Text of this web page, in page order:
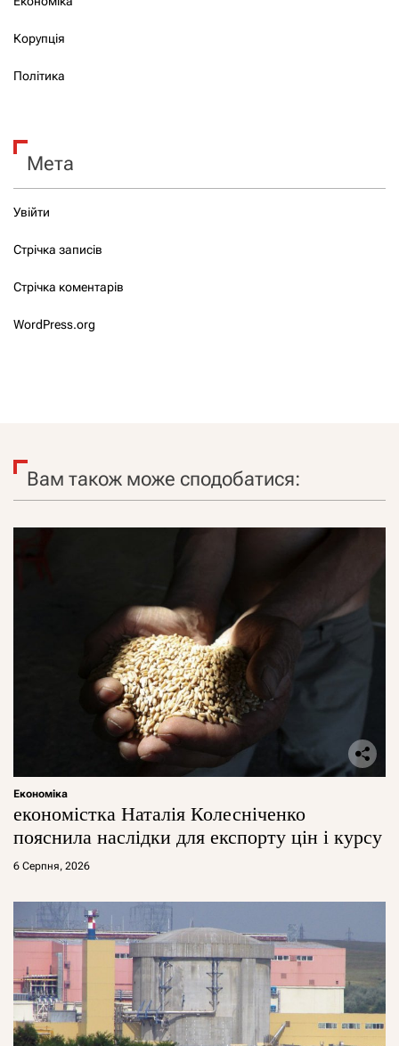
Корупція
Політика
Мета
Увійти
Стрічка записів
Стрічка коментарів
WordPress.org
Вам також може сподобатися:
Економіка
економістка Наталія Колесніченко
пояснила наслідки для експорту цін і курсу
6 Серпня, 2026